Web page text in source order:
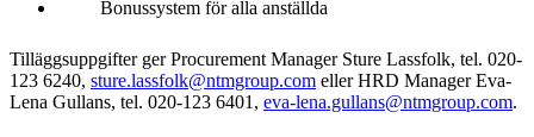
Bonussystem för alla anställda
Tilläggsuppgifter ger Procurement Manager Sture Lassfolk, tel. 020-
123 6240, sture.lassfolk@ntmgroup.com eller HRD Manager Eva-
Lena Gullans, tel. 020-123 6401, eva-lena.gullans@ntmgroup.com.